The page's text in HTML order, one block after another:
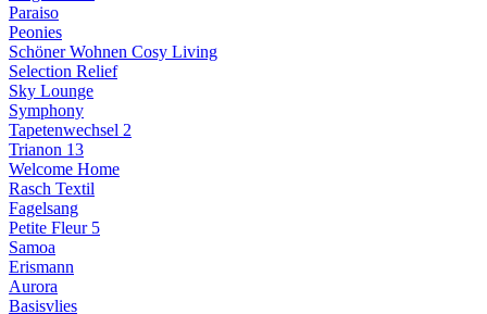
Paraiso
Peonies
Schöner Wohnen Cosy Living
Selection Relief
Sky Lounge
Symphony
Tapetenwechsel 2
Trianon 13
Welcome Home
Rasch Textil
Fagelsang
Petite Fleur 5
Samoa
Erismann
Aurora
Basisvlies